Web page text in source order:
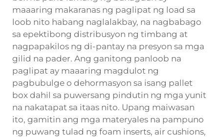
maaaring makaranas ng paglipat ng load sa
loob nito habang naglalakbay, na nagbabago
sa epektibong distribusyon ng timbang at
nagpapakilos ng di-pantay na presyon sa mga
gilid na pader. Ang ganitong panloob na
paglipat ay maaaring magdulot ng
pagbubulge o dehormasyon sa isang pallet
box dahil sa puwersang pindutin ng mga yunit
na nakatapat sa itaas nito. Upang maiwasan
ito, gamitin ang mga materyales na pampuno
ng puwang tulad ng foam inserts, air cushions,